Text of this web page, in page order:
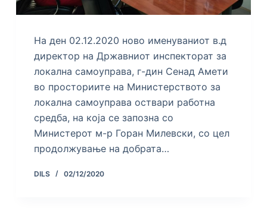
На ден 02.12.2020 ново именуваниот в.д
директор на Државниот инспекторат за
локална самоуправа, г-дин Сенад Амети
во просториите на Министерството за
локална самоуправа оствари работна
средба, на која се запозна со
Министерот м-р Горан Милевски, со цел
продолжување на добрата…
DILS 02/12/2020